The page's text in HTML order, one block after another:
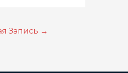
Запись →